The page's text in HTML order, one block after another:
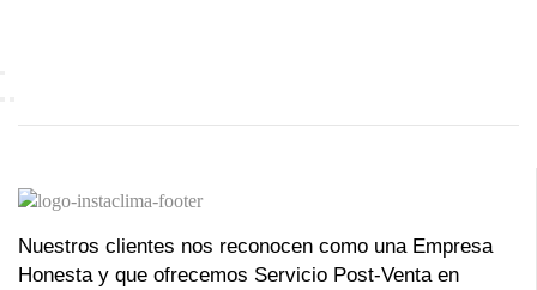
Nuestros clientes nos reconocen como una Empresa
Honesta y que ofrecemos Servicio Post-Venta en